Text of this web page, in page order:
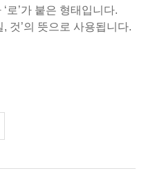
‘로’가 붙은 형태입니다.
, 것’의 뜻으로 사용됩니다.